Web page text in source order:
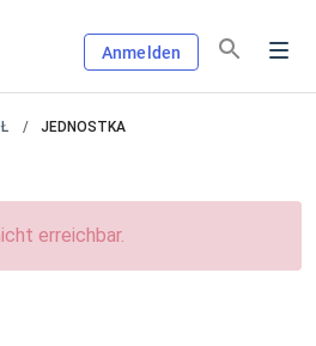
Anmelden
JEDNOSTKA
erreichbar.